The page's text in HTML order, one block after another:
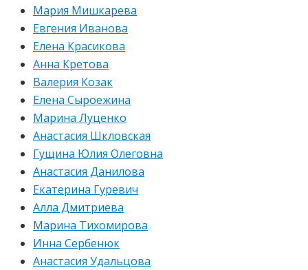
Мария Мишкарева
Евгения Иванова
Елена Красикова
Анна Кретова
Валерия Козак
Елена Сыроежина
Марина Луценко
Анастасия Шкловская
Гущина Юлия Олеговна
Анастасия Данилова
Екатерина Гуревич
Алла Дмитриева
Марина Тихомирова
Инна Сербенюк
Анастасия Удальцова